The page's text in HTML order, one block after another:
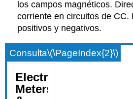
los campos magnéticos.
corriente en circuitos de CC.
positivos y negativos.
Consulta\(\PageIndex{2}\)